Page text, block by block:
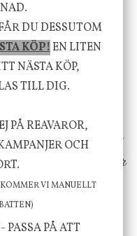
och
ditt hem! Med
dess färgpalett
produkter som
det lilla extra för
DU DESSUTOM
KÖP!EN LITEN
NÄSTA KÖP,
TILL DIG.
PÅ REAVAROR,
OCH
VI MANUELLT
PÅ ATT